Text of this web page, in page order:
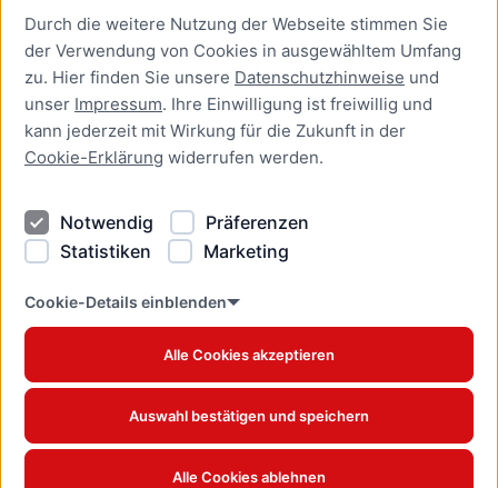
Durch die weitere Nutzung der Webseite stimmen Sie
der Verwendung von Cookies in ausgewähltem Umfang
zu. Hier finden Sie unsere Datenschutzhinweise und
unser Impressum. Ihre Einwilligung ist freiwillig und
kann jederzeit mit Wirkung für die Zukunft in der
Cookie-Erklärung widerrufen werden.
Notwendig
Präferenzen
Statistiken
Marketing
Cookie-Details einblenden
Alle Cookies akzeptieren
Auswahl bestätigen und speichern
Alle Cookies ablehnen
Presse
Newsletter Lübeck:kompakt
Kontakt
Kontakt
Datenschutzhinweise
Barrierefreiheit
Cookie Erklärung
www.luebeck.de